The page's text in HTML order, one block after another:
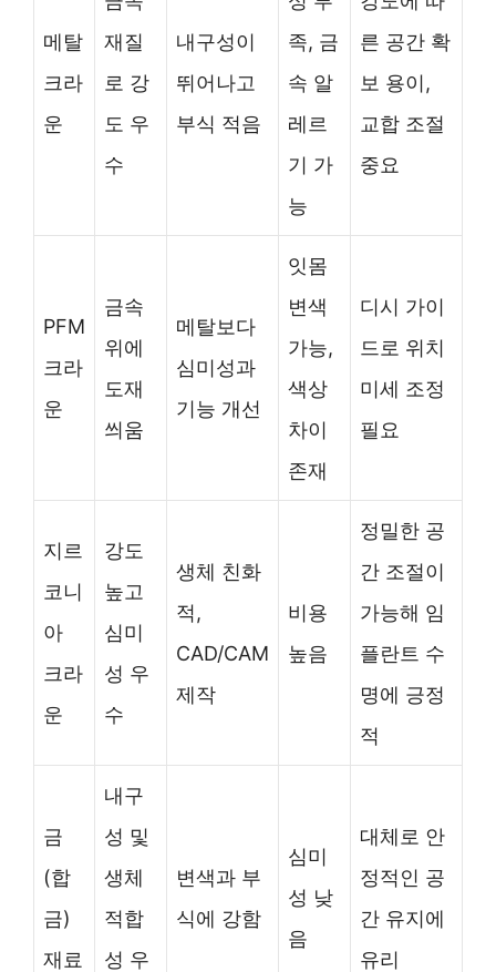
메탈
크라
운
재질
로 강
도 우
수
내구성이
뛰어나고
부식 적음
족, 금
속 알
레르
기 가
능
른 공간 확
보 용이,
교합 조절
중요
PFM
크라
운
금속
위에
도재
씌움
메탈보다
심미성과
기능 개선
잇몸
변색
가능,
색상
차이
존재
디시 가이
드로 위치
미세 조정
필요
지르
코니
아
크라
운
강도
높고
심미
성 우
수
생체 친화
적,
CAD/CAM
제작
비용
높음
정밀한 공
간 조절이
가능해 임
플란트 수
명에 긍정
적
금
(합
금)
재료
내구
성 및
생체
적합
성 우
변색과 부
식에 강함
심미
성 낮
음
대체로 안
정적인 공
간 유지에
유리